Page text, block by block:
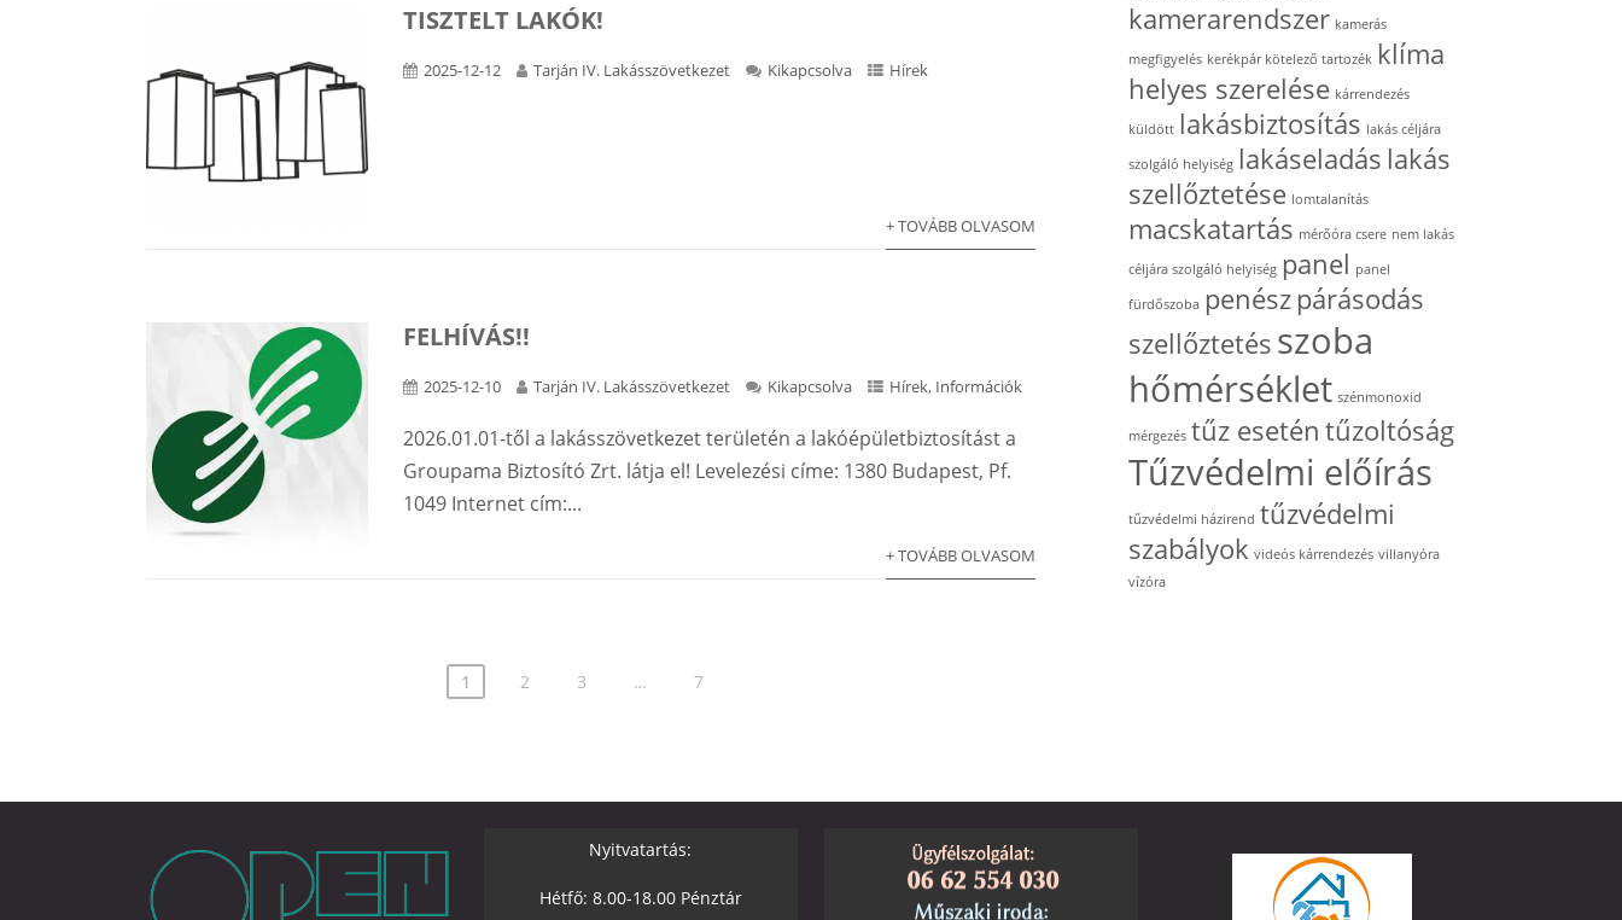
TISZTELT LAKÓK!
2025-12-12 Tarján IV. Lakásszövetkezet Kikapcsolva Hírek
+ TOVÁBB OLVASOM
FELHÍVÁS!!
2025-12-10 Tarján IV. Lakásszövetkezet Kikapcsolva Hírek, Információk
2026.01.01-től a lakásszövetkezet területén a lakóépületbiztosítást a
Groupama Biztosító Zrt. látja el! Levelezési címe: 1380 Budapest, Pf.
1049 Internet cím:...
+ TOVÁBB OLVASOM
1 2 3 … 7
kamerarendszer kamerás
megfigyelés kerékpár kötelező tartozék klíma
helyes szerelése kárrendezés
küldött lakásbiztosítás lakás céljára
szolgáló helyiség lakáseladás lakás
szellőztetése lomtalanítás
macskatartás mérőóra csere nem lakás
céljára szolgáló helyiség panel panel
fürdőszoba penész párásodás
szellőztetés szoba
hőmérséklet szénmonoxid
mérgezés tűz esetén tűzoltóság
Tűzvédelmi előírás
tűzvédelmi házirend tűzvédelmi
szabályok videós kárrendezés villanyóra
vízóra
Nyitvatartás:
Hétfő: 8.00-18.00 Pénztár